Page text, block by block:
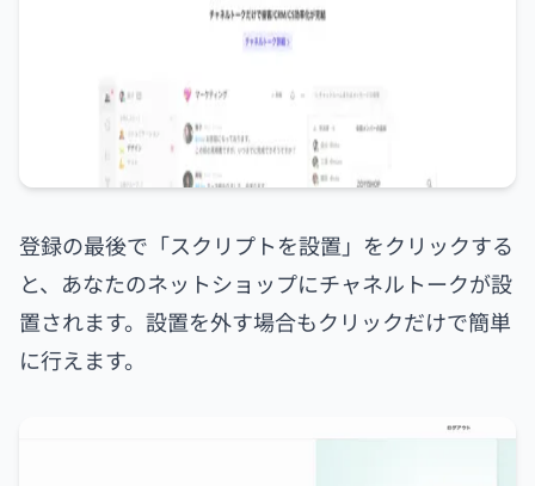
登録の最後で「スクリプトを設置」をクリックする
と、あなたのネットショップにチャネルトークが設
置されます。設置を外す場合もクリックだけで簡単
に行えます。